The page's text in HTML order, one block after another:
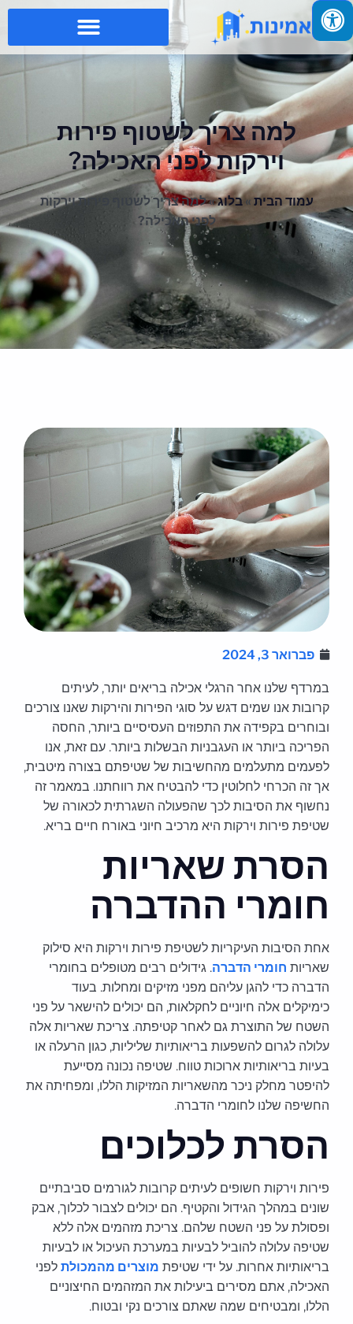
למה צריך לשטוף פירות
וירקות לפני האכילה?
עמוד הבית»בלוג»למה צריך לשטוף פירות וירקות
לפני האכילה?
פברואר 3, 2024
במרדף שלנו אחר הרגלי אכילה בריאים יותר, לעיתים
קרובות אנו שמים דגש על סוגי הפירות והירקות שאנו צורכים
ובוחרים בקפידה את התפוזים העסיסיים ביותר, החסה
הפריכה ביותר או העגבניות הבשלות ביותר. עם זאת, אנו
לפעמים מתעלמים מהחשיבות של שטיפתם בצורה מיטבית,
אך זה הכרחי לחלוטין כדי להבטיח את רווחתנו. במאמר זה
נחשוף את הסיבות לכך שהפעולה השגרתית לכאורה של
שטיפת פירות וירקות היא מרכיב חיוני באורח חיים בריא.
הסרת שאריות
חומרי ההדברה
אחת הסיבות העיקריות לשטיפת פירות וירקות היא סילוק
שאריותחומרי הדברה. גידולים רבים מטופלים בחומרי
הדברה כדי להגן עליהם מפני מזיקים ומחלות. בעוד
כימיקלים אלה חיוניים לחקלאות, הם יכולים להישאר על פני
השטח של התוצרת גם לאחר קטיפתה. צריכת שאריות אלה
עלולה לגרום להשפעות בריאותיות שליליות, כגון הרעלה או
בעיות בריאותיות ארוכות טווח. שטיפה נכונה מסייעת
להיפטר מחלק ניכר מהשאריות המזיקות הללו, ומפחיתה את
החשיפה שלנו לחומרי הדברה.
הסרת לכלוכים
פירות וירקות חשופים לעיתים קרובות לגורמים סביבתיים
שונים במהלך הגידול והקטיף. הם יכולים לצבור לכלוך, אבק
ופסולת על פני השטח שלהם. צריכת מזהמים אלה ללא
שטיפה עלולה להוביל לבעיות במערכת העיכול או לבעיות
בריאותיות אחרות. על ידי שטיפתמוצרים מהמכולתלפני
האכילה, אתם מסירים ביעילות את המזהמים החיצוניים
הללו, ומבטיחים שמה שאתם צורכים נקי ובטוח.